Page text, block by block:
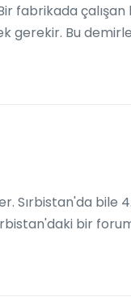
fabrikada çalışan
Bu
bile
bir